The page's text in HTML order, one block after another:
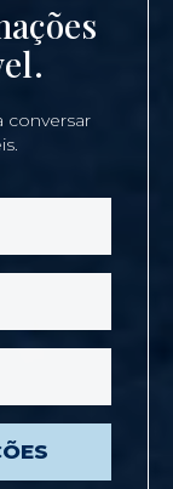
conversar